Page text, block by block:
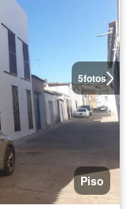
5fotos
Piso